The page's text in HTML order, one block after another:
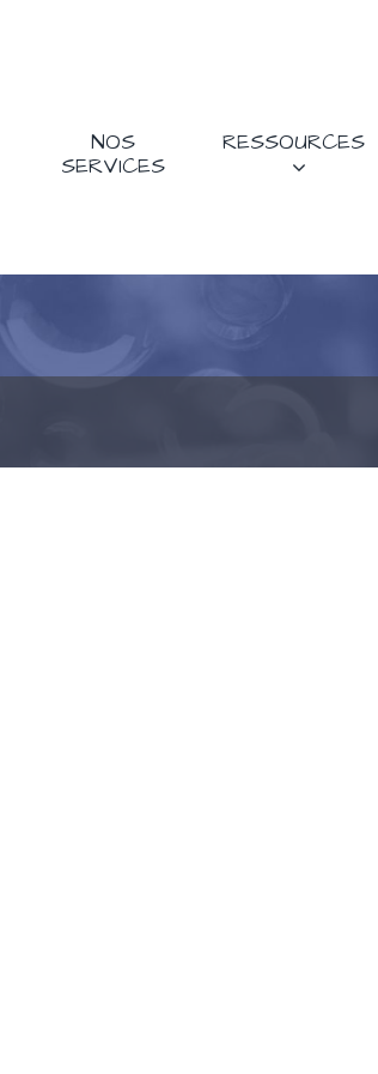
NOS
SERVICES
RESSOURCES